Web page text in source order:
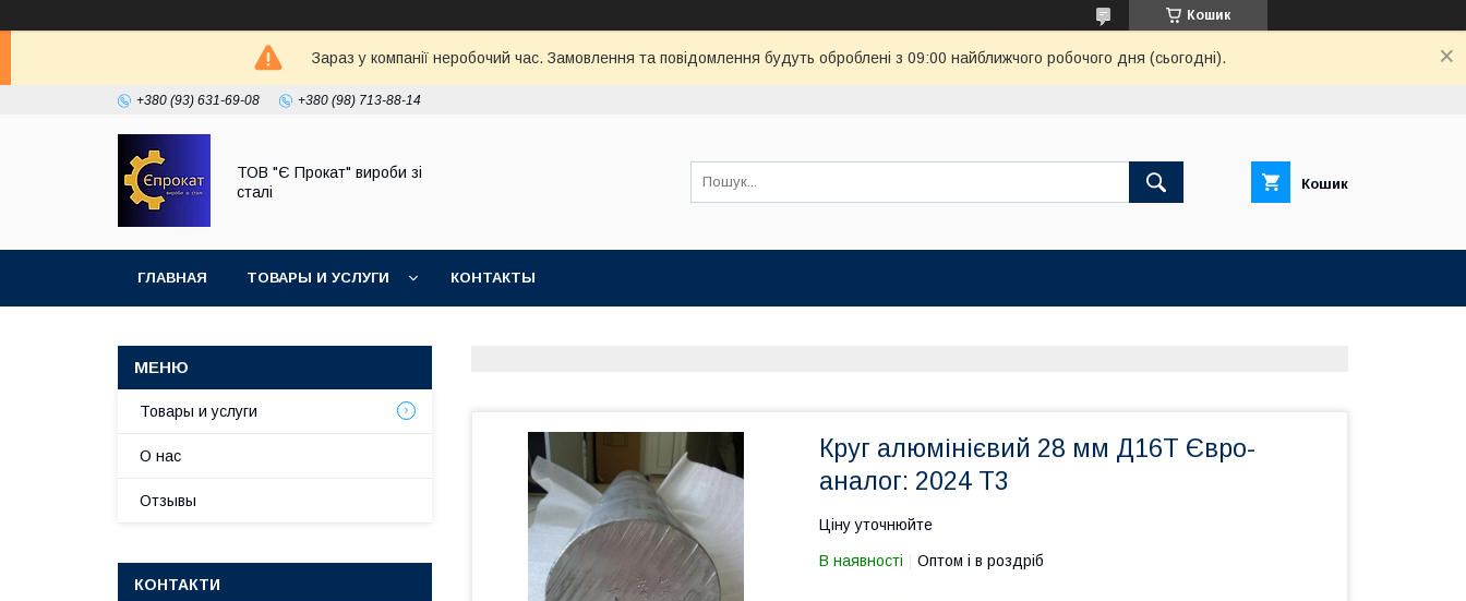
Кошик
Зараз у компанії неробочий час. Замовлення та повідомлення будуть оброблені з 09:00 найближчого робочого дня (сьогодні).
+380 (93) 631-69-08 +380 (98) 713-88-14
ТОВ "Є Прокат" вироби зі
сталі
Кошик
ГЛАВНАЯ ТОВАРЫ И УСЛУГИ КОНТАКТЫ
Круг алюмінієвий 28 мм Д16Т Євро-
аналог: 2024 T3
Ціну уточнюйте
В наявності Оптом і в роздріб
Товары и услуги
О нас
Отзывы
КОНТАКТИ